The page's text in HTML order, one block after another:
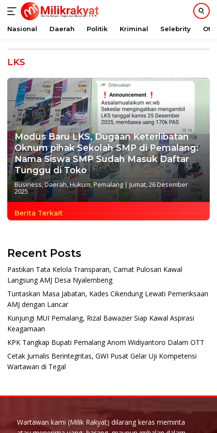
konten
Nasional Daerah Politik Kriminal Selebrity
LKS
Modus Baru LKS, Dugaan Keterlibatan
Oknum pihak Sekolah SMP di Pemalang:
Nama Siswa SMP Sudah Masuk Daftar
Tunggu di Toko
Business,Daerah,Hukum,Pemalang|Jumat, 26 Desember
2025
Berita Terkait
Recent Posts
Pastikan Tata Kelola Transparan, Camat Pulosari Kawal
Langsung AMJ Desa Nyalembeng
Tuntaskan Masa Jabatan, Kades Cikendung Lewati Pemeriksaan
AMJ dengan Lancar
Kunjungi MUI Pemalang, Rizal Bawazier Siap Kawal Aspirasi
Keagamaan
KPK Tangkap Bupati Pemalang Anom Widiyantoro Dalam OTT
Cetak Jurnalis Berintegritas, GWI Pusat Gelar Uji Kompetensi
Wartawan di Tegal
Wartawan kami (Milik Rakyat) dilarang keras meminta